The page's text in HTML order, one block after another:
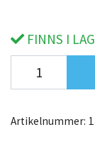
FINNS I
Artikelnummer: